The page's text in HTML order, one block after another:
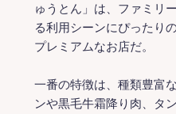
ゅうとん」は、ファミリ
る利用シーンにぴったり
プレミアムなお店だ。
一番の特徴は、種類豊富
ンや黒毛牛霜降り肉、タ